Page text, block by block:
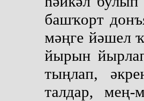
башҡорт
мәңге йәшел
йырын
тыңлап,
талдар,